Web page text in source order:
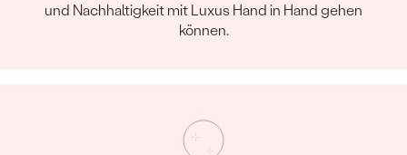
und Nachhaltigkeit mit Luxus Hand in Hand gehen
können.